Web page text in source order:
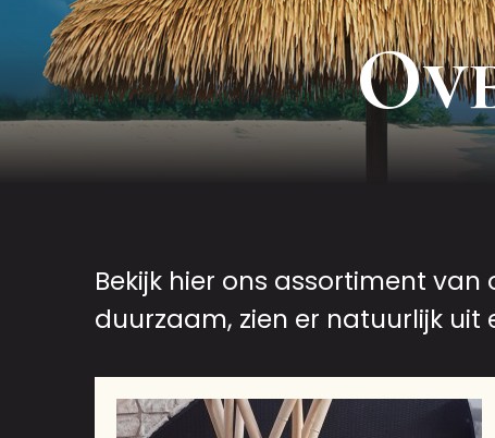
Bekijk hier ons assortiment
duurzaam, zien er natuurlijk